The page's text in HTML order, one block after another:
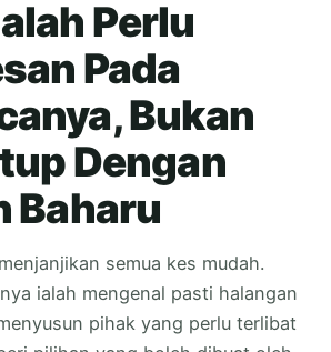
Perlu
Pada
Bukan
Dengan
Baharu
semua kes mudah.
ialah mengenal pasti halangan
pihak yang perlu terlibat